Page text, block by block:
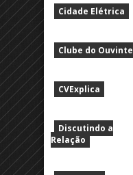
Cidade Elétrica
Clube do Ouvinte
CVExplica
Discutindo a
Relação